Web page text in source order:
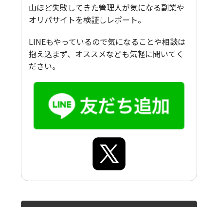
山ほど失敗してきた管理人が気になる副業や
オリパサイトを検証しレポート。
LINEもやっているので気になることや相談は
抱え込まず、オススメなども気軽に聞いてく
ださい。